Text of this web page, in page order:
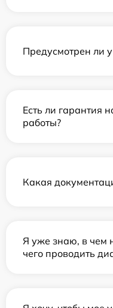
Предусмотрен ли
Есть ли гарантия
работы?
Какая
Я уже знаю, в чем
чего проводить